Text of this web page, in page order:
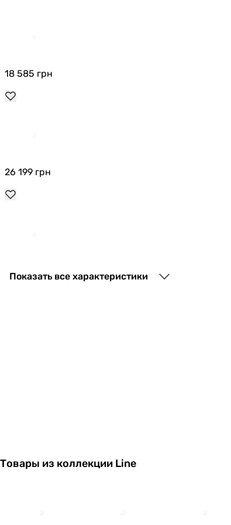
18 585 грн
26 199 грн
27 590
17 100грн
Показать все характеристики
Товары из коллекции Line